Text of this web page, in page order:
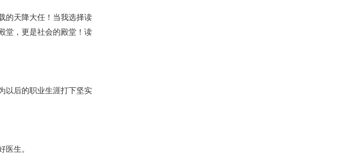
天降大任！当我选择读
堂，更是社会的殿堂！读
后的职业生涯打下坚实
生。